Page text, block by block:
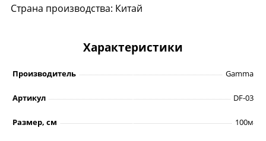
Страна производства: Китай
Характеристики
Производитель Gamma
Артикул DF-03
Размер, см 100м